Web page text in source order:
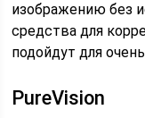
изображению без
средства для
подойдут для
PureVision